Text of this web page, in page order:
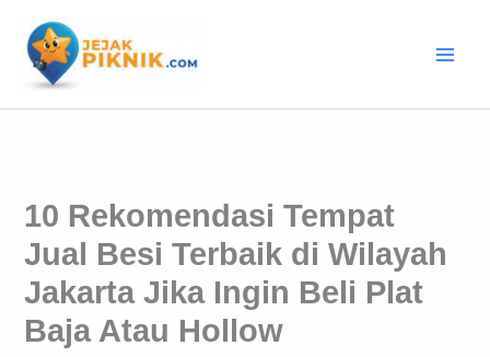
konten
10 Rekomendasi Tempat
Jual Besi Terbaik di Wilayah
Jakarta Jika Ingin Beli Plat
Baja Atau Hollow